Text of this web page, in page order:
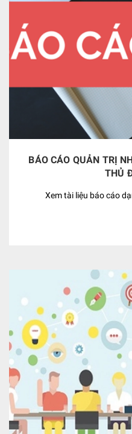
BÁO CÁO QUẢN TRỊ
THỦ
Xem tài liệu báo cáo